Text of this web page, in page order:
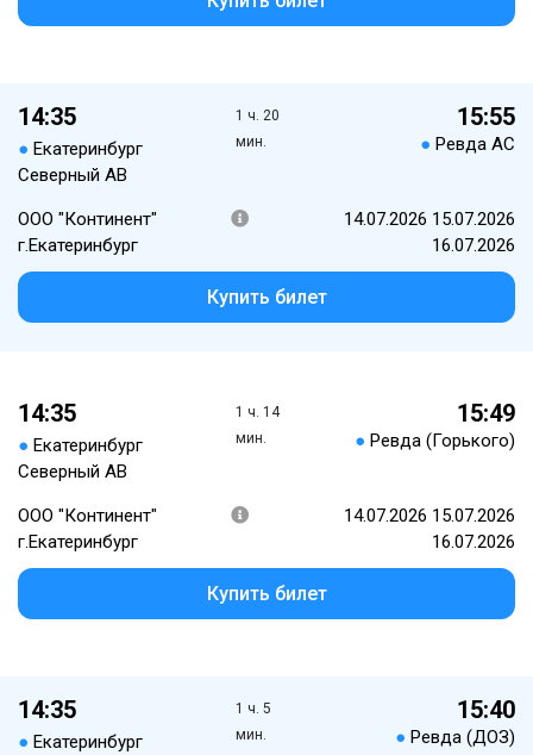
14:35
● Екатеринбург
Северный АВ
1 ч. 20
мин.
15:55
● Ревда АС
ООО "Континент"
г.Екатеринбург
14.07.2026 15.07.2026
16.07.2026
Купить билет
14:35
● Екатеринбург
Северный АВ
1 ч. 14
мин.
15:49
● Ревда (Горького)
ООО "Континент"
г.Екатеринбург
14.07.2026 15.07.2026
16.07.2026
Купить билет
14:35
● Екатеринбург
1 ч. 5
мин.
15:40
● Ревда (ДОЗ)